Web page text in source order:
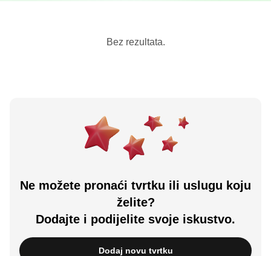
Bez rezultata.
Ne možete pronaći tvrtku ili uslugu koju
želite?
Dodajte i podijelite svoje iskustvo.
Dodaj novu tvrtku